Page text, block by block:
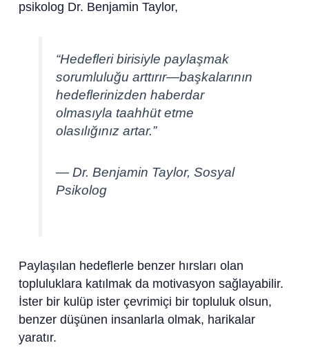
psikolog Dr. Benjamin Taylor,
“Hedefleri birisiyle paylaşmak
sorumluluğu arttırır—başkalarının
hedeflerinizden haberdar
olmasıyla taahhüt etme
olasılığınız artar.”
— Dr. Benjamin Taylor, Sosyal
Psikolog
Paylaşılan hedeflerle benzer hırsları olan
topluluklara katılmak da motivasyon sağlayabilir.
İster bir kulüp ister çevrimiçi bir topluluk olsun,
benzer düşünen insanlarla olmak, harikalar
yaratır.